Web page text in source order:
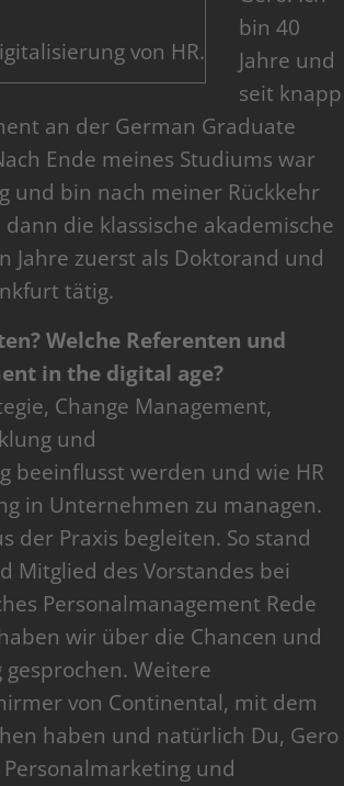
von HR.
bin 40
Jahre und
seit knapp
an der German Graduate
Ende meines Studiums war
und bin nach meiner Rückkehr
die klassische akademische
Jahre zuerst als Doktorand und
tätig.
Welche Referenten und
in the digital age?
Change Management,
und
beeinflusst werden und wie HR
in Unternehmen zu managen.
der Praxis begleiten. So stand
Mitglied des Vorstandes bei
Personalmanagement Rede
wir über die Chancen und
Weitere
von Continental, mit dem
haben und natürlich Du, Gero
und